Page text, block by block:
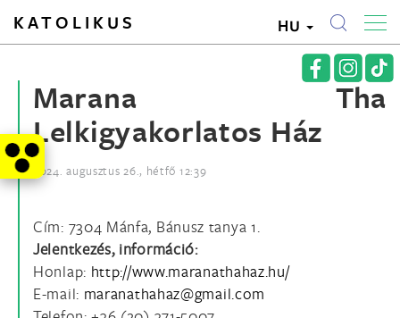
KATOLIKUS HU
Marana Tha
Lelkigyakorlatos Ház
2024. augusztus 26., hétfő 12:39
Cím: 7304 Mánfa, Bánusz tanya 1.
Jelentkezés, információ:
Honlap: http://www.maranathahaz.hu/
E-mail: